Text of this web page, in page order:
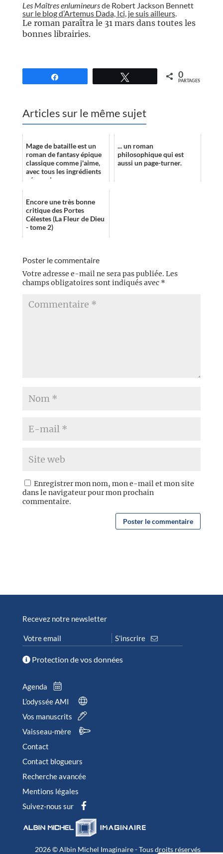
Les Maîtres enlumineursde Robert Jackson Bennett
sur le blog d’Artemus Dada, Ici, je suis ailleurs.
Le roman paraîtra le 31 mars dans toutes les
bonnes librairies.
0
PARTAGES
Articles sur le même sujet
Mage de bataille est un
roman de fantasy épique
classique comme j'aime,
avec tous les ingrédients
nécessaires pour une
... un roman
philosophique qui est
aussi un page-turner.
Encore une très bonne
critique des Portes
Célestes (La Fleur de Dieu
- tome 2)
Poster le commentaire
Votre adresse e-mail ne sera pas publiée. Les
champs obligatoires sont indiqués avec *
Enregistrer mon nom, mon e-mail et mon site
dans le navigateur pour mon prochain
commentaire.
Recevez notre newsletter
Protection de vos données
Agenda
L’odyssée AMI
Vos manuscrits
Vaisseau-mère
Contact
Contact blogueurs
Recherche avancée
Mentions légales
Suivez-nous sur
2026 © Albin Michel Imaginaire - Tous droits réservés